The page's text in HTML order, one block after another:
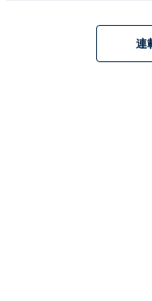
所在地：〒329-2922連